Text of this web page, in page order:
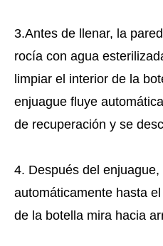
3.Antes de llenar, la
rocía con agua
limpiar el interior de la
enjuague fluye
de recuperación y se
4. Después del
automáticamente hasta
de la botella mira hacia